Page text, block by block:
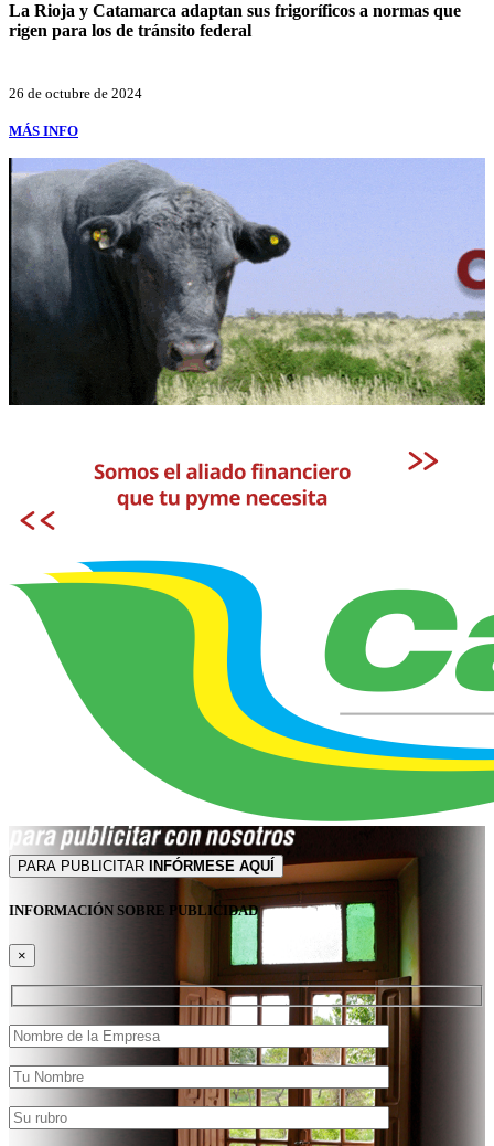
La Rioja y Catamarca adaptan sus frigoríficos a normas que
rigen para los de tránsito federal
26 de octubre de 2024
MÁS INFO
PARA PUBLICITAR INFÓRMESE AQUÍ
INFORMACIÓN SOBRE PUBLICIDAD
×